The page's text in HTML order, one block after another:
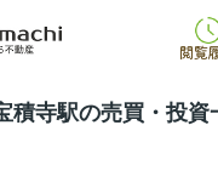
閲覧
積寺駅の売買・投資